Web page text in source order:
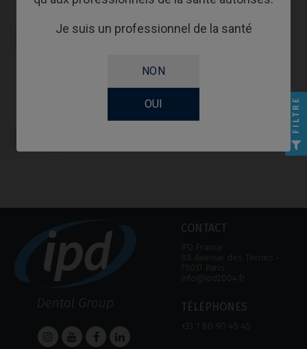
Je suis un professionnel de la santé
NON
OUI
CONTACT
IPD France
88 Avenue des Ternes ‑
75017 Paris
info@ipd2004.fr
TÉLÉPHONES
+33 1 80 90 45 45
FILTRE